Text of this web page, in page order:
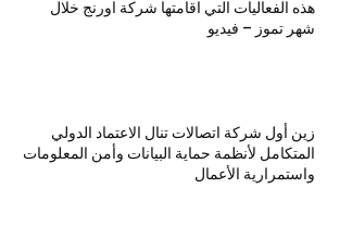
هذه الفعاليات التي اقامتها شركة اورنج خلال
شهر تموز – فيديو
زين أول شركة اتصالات تنال الاعتماد الدولي
المتكامل لأنظمة حماية البيانات وأمن المعلومات
واستمرارية الأعمال